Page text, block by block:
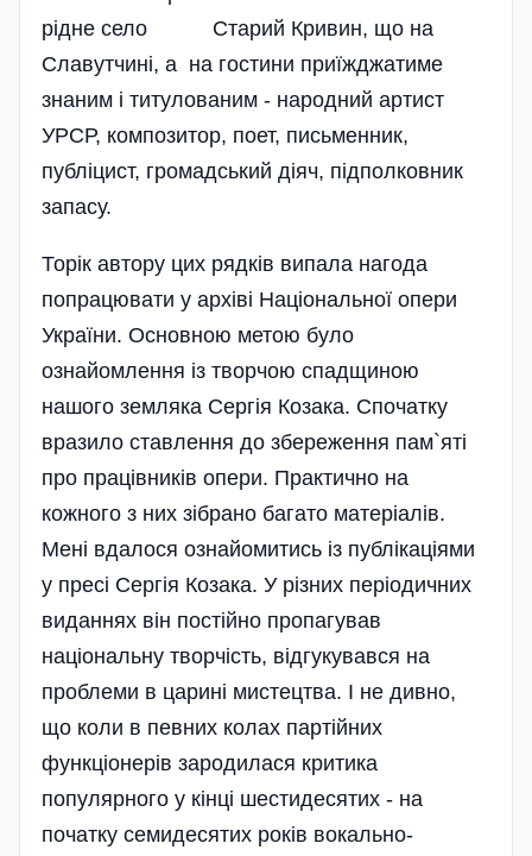
рідне село Старий­ Кривин, що на
Славутчині, а на гостини приїжджатиме
знаним і титулованим - народний артист
УРСР, композитор, поет, письменник,
публіцист, громадський діяч, підполковник
запасу.
Торік автору цих рядків випала нагода
попрацювати у архіві Національної опери
України. Основною метою було
ознайомлення із творчою спадщиною
нашого земляка Сергія Козака. Спочатку
вразило ставлення до збереження пам`яті
про працівників опери. Практично на
кожного з них зібрано багато матеріалів.
Мені вдалося ознайомитись із публікаціями
у пресі Сергія Козака. У різних періодичних
виданнях він постійно пропагував
національну творчість, відгукувався на
проблеми в царині мистецтва. І не дивно,
що коли в певних колах партійних
функціонерів зародилася критика
популярного у кінці шестидесятих - на
початку семидесятих років вокально-